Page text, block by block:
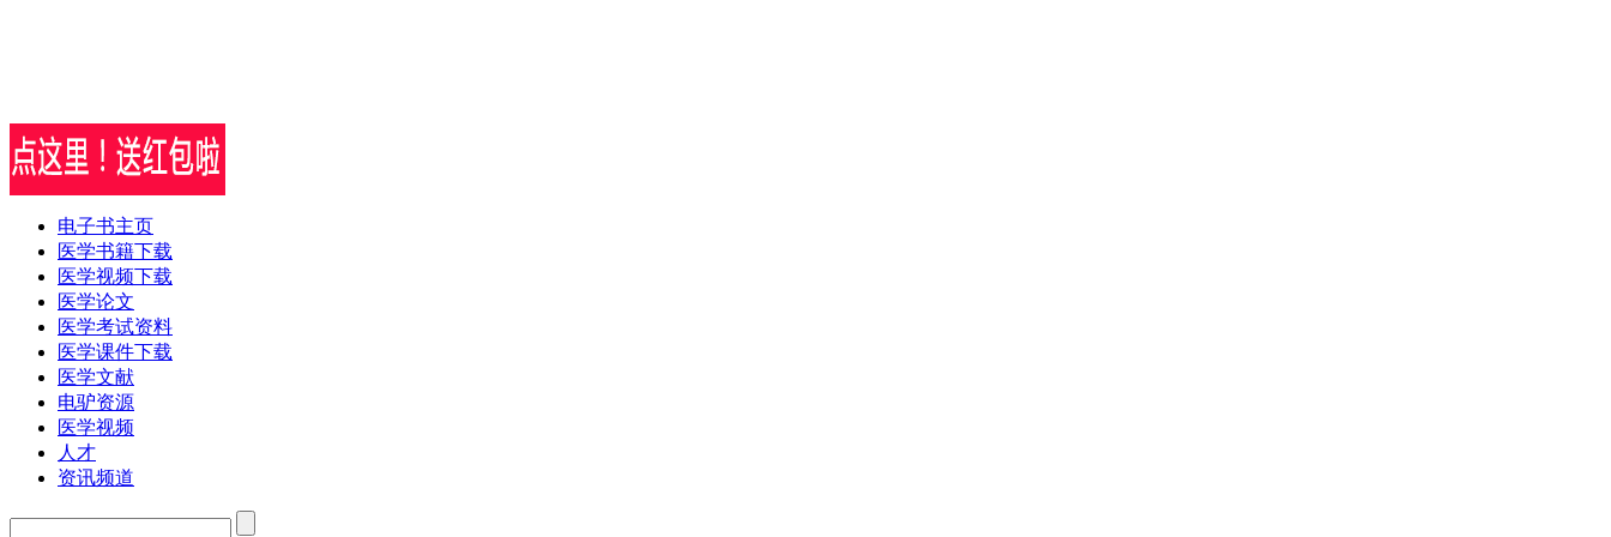
电子书主页
医学书籍下载
医学视频下载
医学论文
医学考试资料
医学课件下载
医学文献
电驴资源
医学视频
人才
资讯频道